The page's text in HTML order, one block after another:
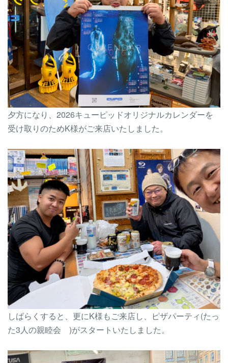
夕方になり、2026キューピッドオリジナルカレンダーを
受け取りのためK様がご来店いたしました。
しばらくすると、更にK様もご来店し、ピザパーティ(たっ
た3人の親睦会 )がスタートいたしました。